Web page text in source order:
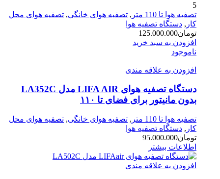
5
تصفیه هوا تا 110 متر
, تصفیه هوای خانگی, تصفیه هوای محل
کار , دستگاه تصفیه هوا
تومان125.000.000
افزودن به سبد خرید
ناموجود
افزودن به علاقه مندی
دستگاه تصفیه هوای LIFA AIR مدل LA352C
بدون مانیتور برای فضای تا ۱۱۰
تصفیه هوا تا 110 متر , تصفیه هوای خانگی, تصفیه هوای محل
کار , دستگاه تصفیه هوا
تومان95.000.000
اطلاعات بیشتر
افزودن به علاقه مندی